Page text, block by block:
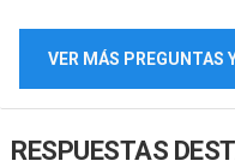
VER MÁS PREGUNTAS
RESPUESTAS